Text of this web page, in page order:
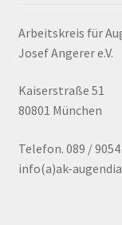
Arbeitskreis für
Josef Angerer e.V.
Kaiserstraße 51
80801 München
Telefon. 089 / 9054
info(a)ak-